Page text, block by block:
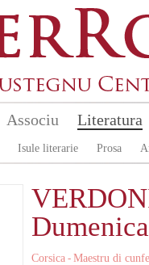
Associu Literatura
Isule literarie Prosa
Dumenica
Corsica - Maestru di